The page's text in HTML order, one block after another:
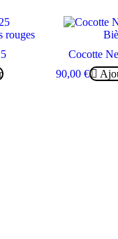
rouges
Cocotte
90,00 €